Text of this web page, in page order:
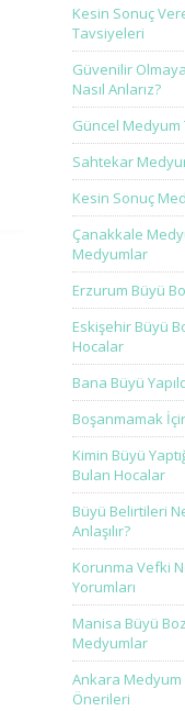
Kesin Sonuç
Tavsiyeleri
Güvenilir
Nasıl Anlarız?
Güncel
Sahtekar
Kesin Sonuç
Çanakkale
Medyumlar
Erzurum Büyü
Eskişehir Büyü
Hocalar
Bana Büyü
Boşanmamak
Kimin Büyü
Bulan Hocalar
Büyü Belirtileri
Anlaşılır?
Korunma Vefki
Yorumları
Manisa Büyü
Medyumlar
Ankara
Önerileri